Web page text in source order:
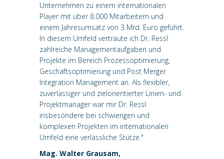
Unternehmen zu einem internationalen
Player mit über 8.000 Mitarbeitern und
einem Jahresumsatz von 3 Mrd. Euro geführt.
In diesem Umfeld vertraute ich Dr. Ressl
zahlreiche Managementaufgaben und
Projekte im Bereich Prozessoptimierung,
Geschäftsoptimierung und Post Merger
Integration Management an. Als flexibler,
zuverlässiger und zielorientierter Linien- und
Projektmanager war mir Dr. Ressl
insbesondere bei schwierigen und
komplexen Projekten im internationalen
Umfeld eine verlässliche Stütze."
Mag. Walter Grausam,